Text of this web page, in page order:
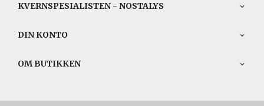
KVERNSPESIALISTEN - NOSTALYS
DIN KONTO
OM BUTIKKEN